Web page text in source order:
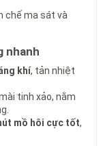
lẫn cổ điển.
quá rộng, không
Lan nằm trong
Cả Gia
năng
tản nhiệt nhanh.
chế ma sát và
nhanh
khí, tản nhiệt
tinh xảo, nằm
mồ hôi cực tốt,